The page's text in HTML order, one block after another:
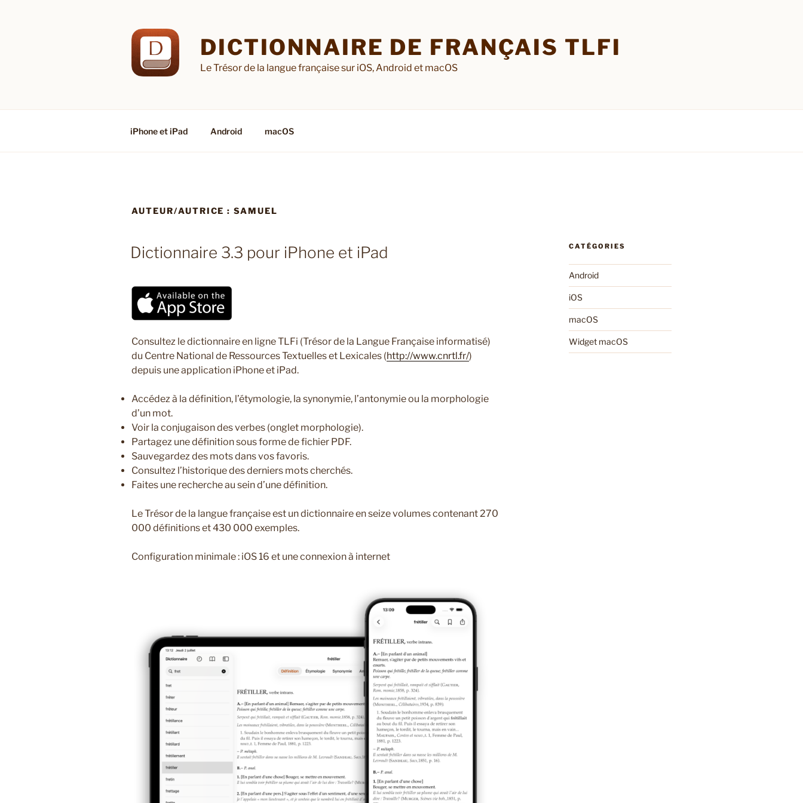
DICTIONNAIRE DE FRANÇAIS TLFI
Le Trésor de la langue française sur iOS, Android et macOS
iPhone et iPad Android macOS
AUTEUR/AUTRICE :SAMUEL
Dictionnaire 3.3 pour iPhone et iPad
Consultez le dictionnaire en ligne TLFi (Trésor de la Langue Française informatisé)
du Centre National de Ressources Textuelles et Lexicales (http://www.cnrtl.fr/)
depuis une application iPhone et iPad.
Accédez à la définition, l’étymologie, la synonymie, l’antonymie ou la morphologie
d’un mot.
Voir la conjugaison des verbes (onglet morphologie).
Partagez une définition sous forme de fichier PDF.
Sauvegardez des mots dans vos favoris.
Consultez l’historique des derniers mots cherchés.
Faites une recherche au sein d’une définition.
Le Trésor de la langue française est un dictionnaire en seize volumes contenant 270
000 définitions et 430 000 exemples.
Configuration minimale : iOS 16 et une connexion à internet
CATÉGORIES
Android
iOS
macOS
Widget macOS